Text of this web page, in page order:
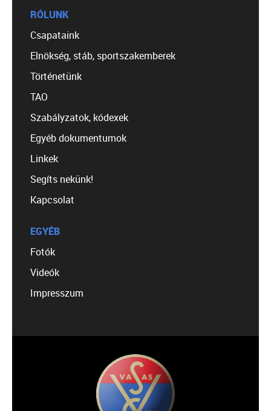
RÓLUNK
Csapataink
Elnökség, stáb, sportszakemberek
Történetünk
TAO
Szabályzatok, kódexek
Egyéb dokumentumok
Linkek
Segíts nekünk!
Kapcsolat
EGYÉB
Fotók
Videók
Impresszum